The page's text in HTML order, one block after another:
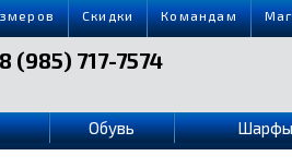
Скидки Командам
8 (985) 717-7574
Обувь Шарфы